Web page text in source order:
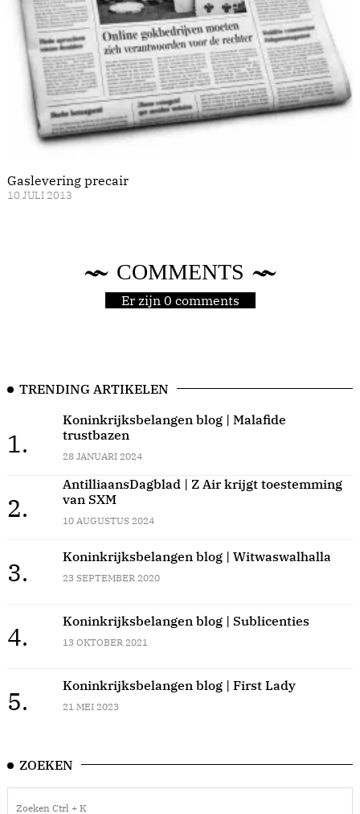
Gaslevering precair
10 JULI 2013
COMMENTS
Er zijn 0 comments
TRENDING ARTIKELEN
1.
Koninkrijksbelangen blog | Malafide
trustbazen
28 JANUARI 2024
2.
AntilliaansDagblad | Z Air krijgt toestemming
van SXM
10 AUGUSTUS 2024
3.
Koninkrijksbelangen blog | Witwaswalhalla
23 SEPTEMBER 2020
4.
Koninkrijksbelangen blog | Sublicenties
13 OKTOBER 2021
5.
Koninkrijksbelangen blog | First Lady
21 MEI 2023
ZOEKEN